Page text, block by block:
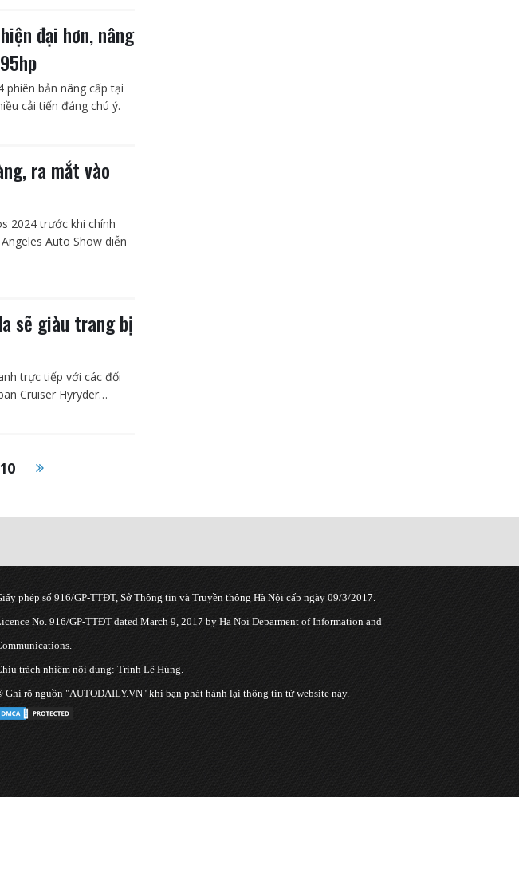
đại hơn, nâng
phiên bản nâng cấp tại
cải tiến đáng chú ý.
ra mắt vào
2024 trước khi chính
Auto Show diễn
sẽ giàu trang bị
trực tiếp với các đối
Cruiser Hyryder…
10
phép số 916/GP-TTĐT, Sở Thông tin và Truyền thông Hà Nội cấp ngày 09/3/2017.
No. 916/GP-TTĐT dated March 9, 2017 by Ha Noi Deparment of Information and
trách nhiệm nội dung: Trịnh Lê Hùng.
Ghi rõ nguồn "AUTODAILY.VN" khi bạn phát hành lại thông tin từ website này.